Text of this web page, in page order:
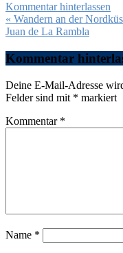
Kommentar hinterlassen
« Wandern an der
Juan de La Rambla
Kommentar
Deine E-Mail-Adresse
Felder sind mit * markiert
Kommentar *
Name *